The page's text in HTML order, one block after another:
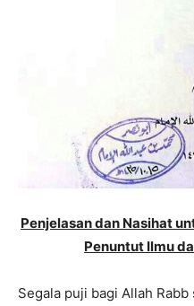
Penjelasan dan Nasihat
Penuntut Ilmu
Segala puji bagi Allah